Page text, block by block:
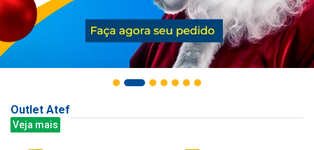
Outlet Atef
Veja mais